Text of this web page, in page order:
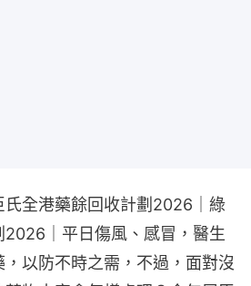
氏全港藥餘回收計劃2026｜綠
｜平日傷風、感冒，醫生
以防不時之需，不過，面對沒